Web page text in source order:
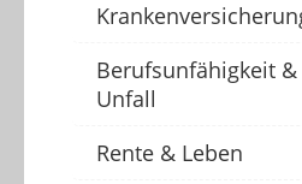
Berufsunfähigkeit &
Unfall
Rente & Leben